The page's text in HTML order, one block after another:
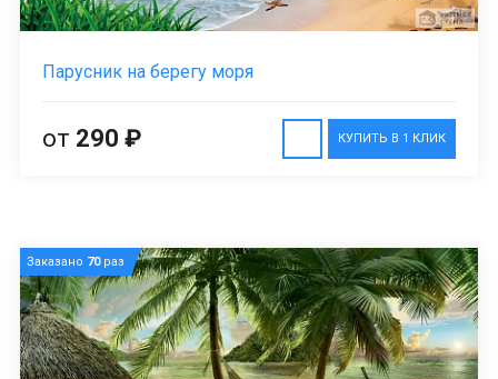
Парусник на берегу моря
КУПИТЬ В 1 КЛИК
от 290 ₽
Заказано 70раз